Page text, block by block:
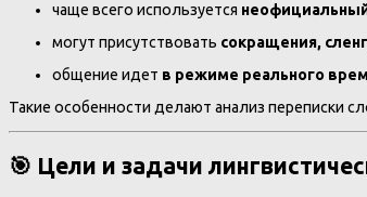
чаще всего используется
могут присутствовать сокращения,
общение идет в режиме реального
Такие особенности делают анализ переписки
🎯 Цели и задачи